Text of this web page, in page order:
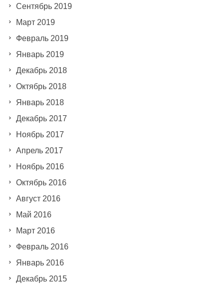
Сентябрь 2019
Март 2019
Февраль 2019
Январь 2019
Декабрь 2018
Октябрь 2018
Январь 2018
Декабрь 2017
Ноябрь 2017
Апрель 2017
Ноябрь 2016
Октябрь 2016
Август 2016
Май 2016
Март 2016
Февраль 2016
Январь 2016
Декабрь 2015